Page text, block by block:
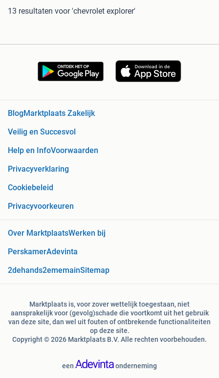
13 resultaten voor 'chevrolet explorer'
BlogMarktplaats Zakelijk
Veilig en Succesvol
Help en InfoVoorwaarden
Privacyverklaring
Cookiebeleid
Privacyvoorkeuren
Over MarktplaatsWerken bij
PerskamerAdevinta
2dehands2ememainSitemap
Marktplaats is, voor zover wettelijk toegestaan, niet
aansprakelijk voor (gevolg)schade die voortkomt uit het gebruik
van deze site, dan wel uit fouten of ontbrekende functionaliteiten
op deze site.
Copyright © 2026 Marktplaats B.V. Alle rechten voorbehouden.
een onderneming